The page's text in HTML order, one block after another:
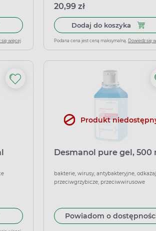
do koszyka Desderman care, płyn, 1l
się więcej
20,99 zł
Dodaj do koszyka
Podana cena jest ceną maksymalną. Dowiedz się
do koszyka Skinsept color, 1000 ml
Produkt
Desmanol pure gel, 500
bakterie, wirusy, antybakteryjne,
przeciwgrzybicze, przeciwwirusowe
Powiadom o